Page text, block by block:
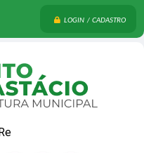
LOGIN / CADASTRO